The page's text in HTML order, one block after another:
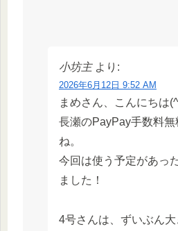
小坊主 より:
2026年6月12日 9:52 AM
まめさん、こんにちは
長瀬のPayPay手数料無
ね。
今回は使う予定があっ
ました！
4号さんは、ずいぶん